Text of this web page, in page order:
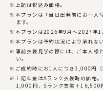
上記は税込み価格。
本プランは「当日出発前にお一人
ます。
本プランは2026年9月～2027年1
本プランは予約状況により承れな
事前衣裳見学の際には、ご本人様
い。
ご成約時にお1人につき3,000円（
上記料金はAランク衣裳時の価格
1,000円、Sランク衣裳＋16,500